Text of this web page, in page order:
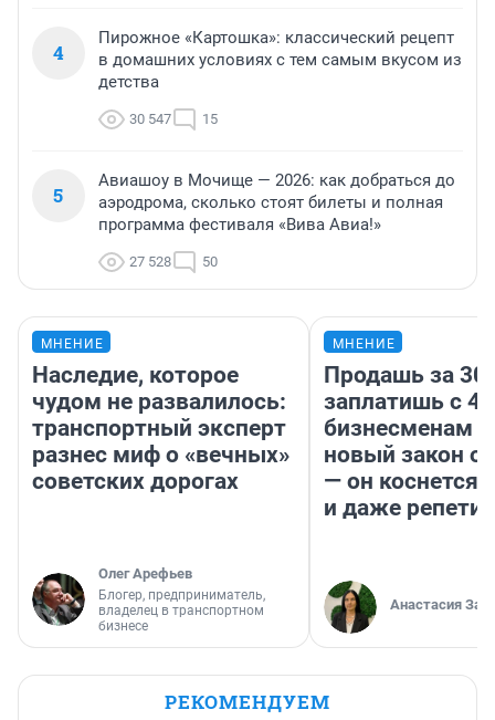
4
Пирожное «Картошка»: классический рецепт
в домашних условиях с тем самым вкусом из
детства
30 547 15
5
Авиашоу в Мочище — 2026: как добраться до
аэродрома, сколько стоят билеты и полная
программа фестиваля «Вива Авиа!»
27 528 50
МНЕНИЕ
Наследие, которое
чудом не развалилось:
транспортный эксперт
разнес миф о «вечных»
советских дорогах
Олег Арефьев
Блогер, предприниматель,
владелец в транспортном
бизнесе
МНЕНИЕ
Продашь за
заплатишь с
бизнесменам
новый закон о
— он коснется
и даже
Анастасия
РЕКОМЕНДУЕМ